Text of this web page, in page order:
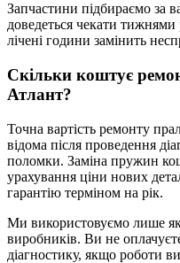
Запчастини підбираємо за
доведеться чекати
лічені години замінить
Скільки коштує
Атлант?
Точна вартість ремонту
відома після проведення
поломки. Заміна пружин
урахування ціни нових
гарантію терміном на рік.
Ми використовуємо лише
виробників. Ви не
діагностику, якщо роботи